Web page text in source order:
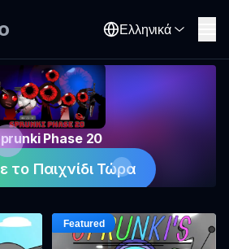
Ελληνικά
Phase 20
το Παιχνίδι Τώρα